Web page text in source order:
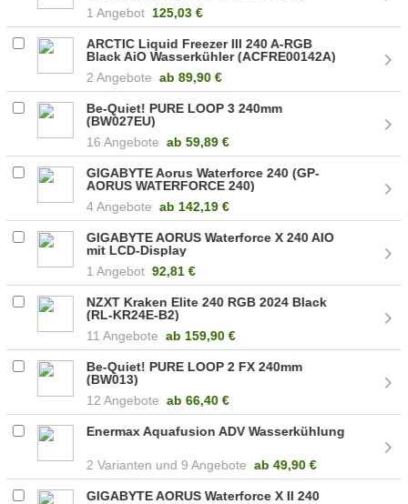
1 Angebot 125,03 €
ARCTIC Liquid Freezer III 240 A-RGB
Black AiO Wasserkühler (ACFRE00142A)
2 Angebote ab 89,90 €
Be-Quiet! PURE LOOP 3 240mm
(BW027EU)
16 Angebote ab 59,89 €
GIGABYTE Aorus Waterforce 240 (GP-
AORUS WATERFORCE 240)
4 Angebote ab 142,19 €
GIGABYTE AORUS Waterforce X 240 AIO
mit LCD-Display
1 Angebot 92,81 €
NZXT Kraken Elite 240 RGB 2024 Black
(RL-KR24E-B2)
11 Angebote ab 159,90 €
Be-Quiet! PURE LOOP 2 FX 240mm
(BW013)
12 Angebote ab 66,40 €
Enermax Aquafusion ADV Wasserkühlung
2 9 Angebote ab49,90 €
GIGABYTE AORUS Waterforce X II 240